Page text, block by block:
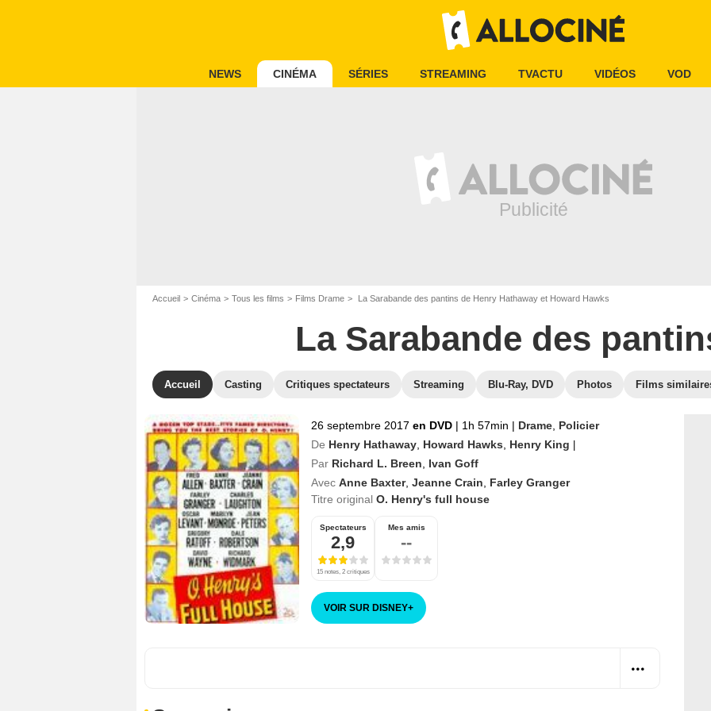
NEWS CINÉMA SÉRIES STREAMING TVACTU VIDÉOS VOD
Accueil Cinéma Tous les films Films Drame La Sarabande des pantins de Henry Hathaway et Howard Hawks
La Sarabande des
Accueil Casting Critiques spectateurs Streaming Blu-Ray, DVD Photos Films
26 septembre 2017 en DVD | 1h 57min | Drame Policier
De Henry Hathaway Howard Hawks Henry King
Par Richard L. Breen
Ivan Goff
Avec Anne Baxter, Jeanne Crain
Farley Granger
Titre original O. Henry's full house
Spectateurs
2,9
15 notes, 2 critiques
Mes amis
--
VOIR SUR DISNEY+